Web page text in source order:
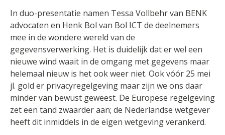
In duo-presentatie namen Tessa Vollbehr van BENK
advocaten en Henk Bol van Bol ICT de deelnemers
mee in de wondere wereld van de
gegevensverwerking. Het is duidelijk dat er wel een
nieuwe wind waait in de omgang met gegevens maar
helemaal nieuw is het ook weer niet. Ook vóór 25 mei
jl. gold er privacyregelgeving maar zijn we ons daar
minder van bewust geweest. De Europese regelgeving
zet een tand zwaarder aan; de Nederlandse wetgever
heeft dit inmiddels in de eigen wetgeving verankerd.